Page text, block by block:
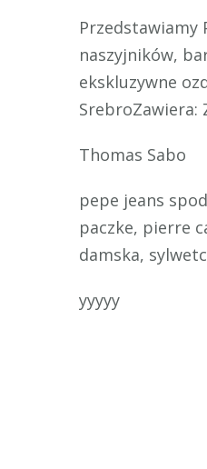
Przedstawiamy
naszyjników,
ekskluzywne
SrebroZawiera:
Thomas Sabo
pepe jeans
paczke, pierre
damska,
yyyyy